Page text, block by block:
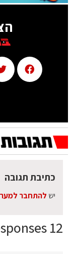
12 Responses
כתיבת תגובה
יש להתחבר